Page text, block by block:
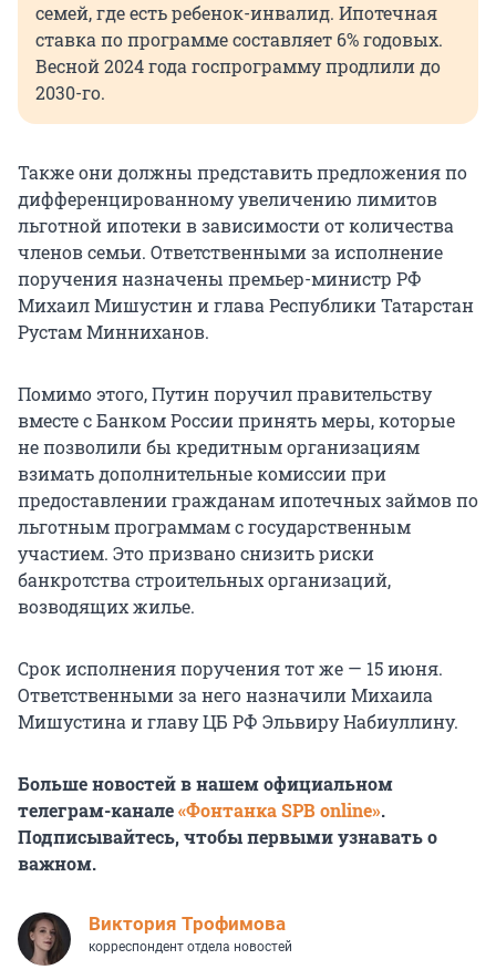
семей, где есть ребенок-инвалид. Ипотечная
ставка по программе составляет 6% годовых.
Весной 2024 года госпрограмму продлили до
2030-го.
Также они должны представить предложения по
дифференцированному увеличению лимитов
льготной ипотеки в зависимости от количества
членов семьи. Ответственными за исполнение
поручения назначены премьер-министр РФ
Михаил Мишустин и глава Республики Татарстан
Рустам Минниханов.
Помимо этого, Путин поручил правительству
вместе с Банком России принять меры, которые
не позволили бы кредитным организациям
взимать дополнительные комиссии при
предоставлении гражданам ипотечных займов по
льготным программам с государственным
участием. Это призвано снизить риски
банкротства строительных организаций,
возводящих жилье.
Срок исполнения поручения тот же — 15 июня.
Ответственными за него назначили Михаила
Мишустина и главу ЦБ РФ Эльвиру Набиуллину.
Больше новостей в нашем официальном
телеграм-канале«Фонтанка SPB online».
Подписывайтесь, чтобы первыми узнавать о
важном.
Виктория Трофимова
корреспондент отдела новостей